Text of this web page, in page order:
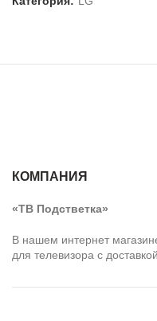
КОМПАНИЯ
«ТВ Подстветка»
В нашем интернет
для телевизора с